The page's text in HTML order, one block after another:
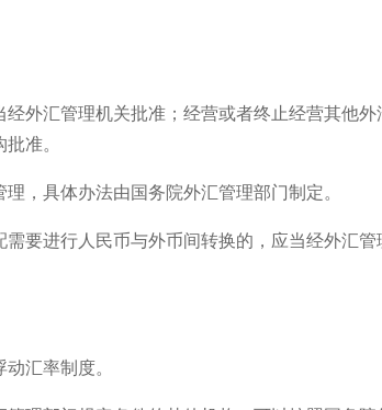
外汇管理机关批准；经营或者终止经营其他外
准。
，具体办法由国务院外汇管理部门制定。
要进行人民币与外币间转换的，应当经外汇管
汇率制度。